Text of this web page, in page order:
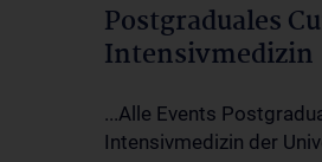
Postgraduales
Intensivmedizin
...Alle Events
Intensivmedizin der